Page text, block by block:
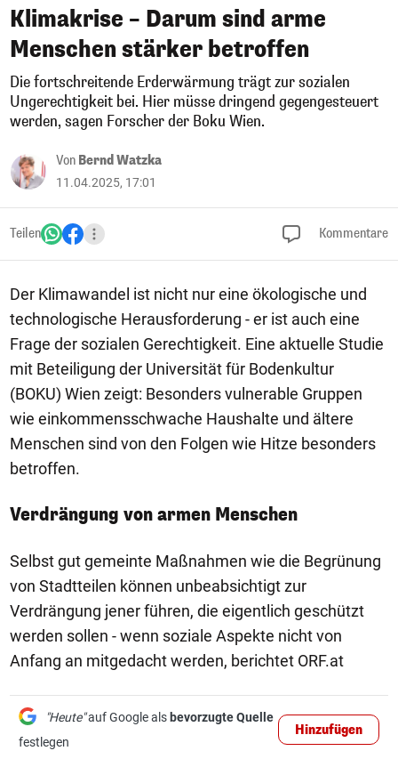
Klimakrise – Darum sind arme
Menschen stärker betroffen
Die fortschreitende Erderwärmung trägt zur sozialen
Ungerechtigkeit bei. Hier müsse dringend gegengesteuert
werden, sagen Forscher der Boku Wien.
Von Bernd Watzka
11.04.2025, 17:01
Teilen Kommentare
Der Klimawandel ist nicht nur eine ökologische und
technologische Herausforderung - er ist auch eine
Frage der sozialen Gerechtigkeit. Eine aktuelle Studie
mit Beteiligung der Universität für Bodenkultur
(BOKU) Wien zeigt: Besonders vulnerable Gruppen
wie einkommensschwache Haushalte und ältere
Menschen sind von den Folgen wie Hitze besonders
betroffen.
Verdrängung von armen Menschen
Selbst gut gemeinte Maßnahmen wie die Begrünung
von Stadtteilen können unbeabsichtigt zur
Verdrängung jener führen, die eigentlich geschützt
werden sollen - wenn soziale Aspekte nicht von
Anfang an mitgedacht werden, berichtet ORF.at
"Heute"auf Google als bevorzugte Quelle
festlegen
Hinzufügen